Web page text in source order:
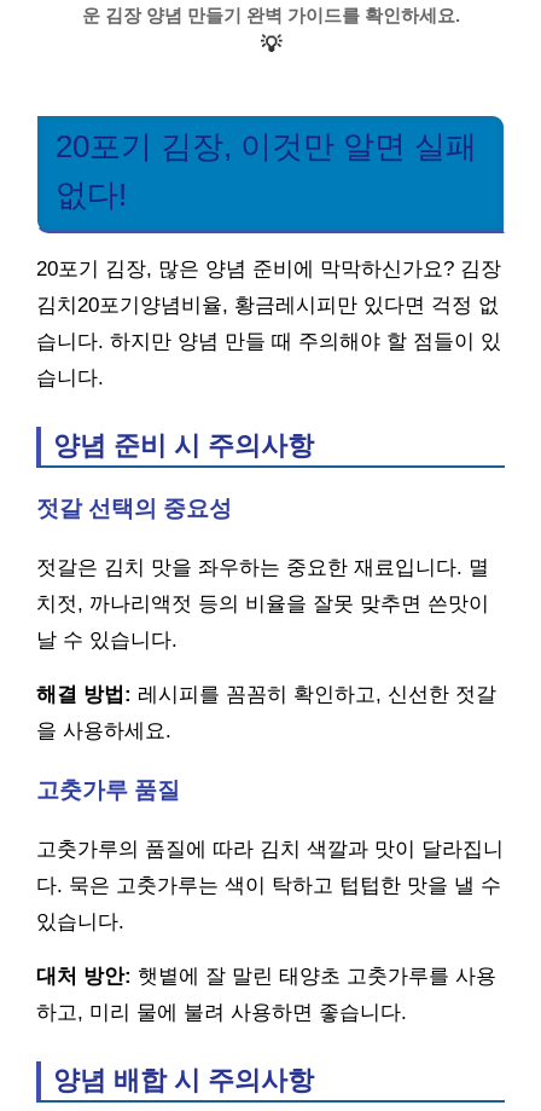
운 김장 양념 만들기 완벽 가이드를 확인하세요.
💡
20포기 김장, 이것만 알면 실패
없다!
20포기 김장, 많은 양념 준비에 막막하신가요? 김장
김치20포기양념비율, 황금레시피만 있다면 걱정 없
습니다. 하지만 양념 만들 때 주의해야 할 점들이 있
습니다.
양념 준비 시 주의사항
젓갈 선택의 중요성
젓갈은 김치 맛을 좌우하는 중요한 재료입니다. 멸
치젓, 까나리액젓 등의 비율을 잘못 맞추면 쓴맛이
날 수 있습니다.
해결 방법: 레시피를 꼼꼼히 확인하고, 신선한 젓갈
을 사용하세요.
고춧가루 품질
고춧가루의 품질에 따라 김치 색깔과 맛이 달라집니
다. 묵은 고춧가루는 색이 탁하고 텁텁한 맛을 낼 수
있습니다.
대처 방안: 햇볕에 잘 말린 태양초 고춧가루를 사용
하고, 미리 물에 불려 사용하면 좋습니다.
양념 배합 시 주의사항